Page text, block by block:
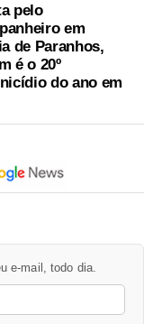
pelo
em
de Paranhos,
é o 20º
do ano em
e-mail, todo dia.